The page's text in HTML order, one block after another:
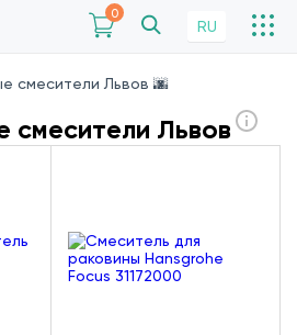
0
RU
смесители Львов 🌆
смесители Львов